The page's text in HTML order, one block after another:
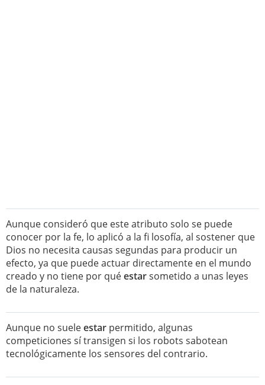
Aunque consideró que este atributo solo se puede
conocer por la fe, lo aplicó a la fi losofía, al sostener que
Dios no necesita causas segundas para producir un
efecto, ya que puede actuar directamente en el mundo
creado y no tiene por quéestarsometido a unas leyes
de la naturaleza.
Aunque no sueleestar permitido, algunas
competiciones sí transigen si los robots sabotean
tecnológicamente los sensores del contrario.